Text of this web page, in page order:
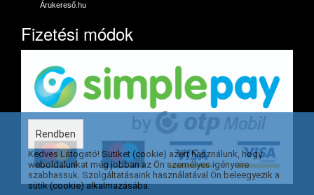
Árukereső.hu
Fizetési módok
Rendben
Kedves Látogató! Sütiket (cookie) azért használunk, hogy
weboldalunkat még jobban az Ön személyes igényeire
szabhassuk. Szolgáltatásaink használatával Ön beleegyezik a
sütik (cookie) alkalmazásába.